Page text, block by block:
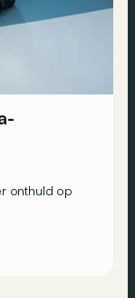
onthuld op